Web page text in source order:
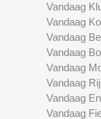
Vandaag
Vandaag
Vandaag
Vandaag
Vandaag
Vandaag
Vandaag
Vandaag